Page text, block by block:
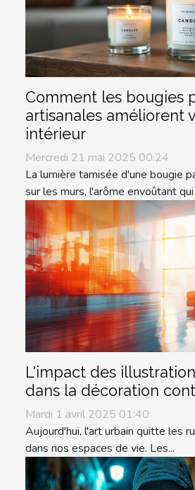
Comment les bougies
artisanales améliorent
intérieur
Mercredi 21 mai 2025 00:24
La lumière tamisée d'une bougie
sur les murs, l'arôme envoûtant
L'impact des
dans la décoration
Mardi 1 avril 2025 01:40
Aujourd'hui, l'art urbain quitte les
dans nos espaces de vie. Les...